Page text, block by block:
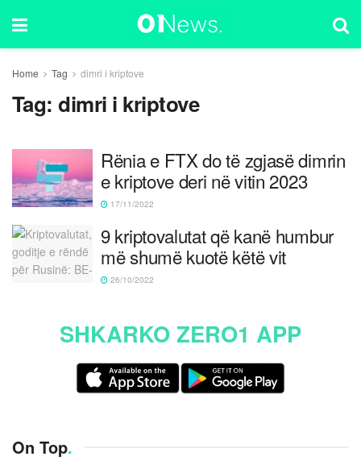
Home Tag dimri i kriptove
Tag:dimri i kriptove
Rënia e FTX do të zgjasë dimrin
e kriptove deri në vitin 2023
17/11/2022
9 kriptovalutat që kanë humbur
më shumë kuotë këtë vit
26/10/2022
SHKARKO ZERO1 APP
On Top.